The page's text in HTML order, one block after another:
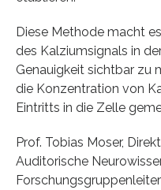
Diese Methode macht
des Kalziumsignals in
Genauigkeit sichtbar zu
die Konzentration von
Eintritts in die Zelle
Prof. Tobias Moser,
Auditorische